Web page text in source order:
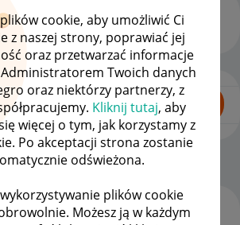
cookie, aby umożliwić Ci
z naszej strony, poprawiać jej
oraz przetwarzać informacje
Twoich danych
oraz niektórzy partnerzy, z
Kliknij tutaj, aby
więcej o tym, jak korzystamy z
Po akceptacji strona zostanie
odświeżona.
plików cookie
Możesz ją w każdym
kupujących na Allegro.